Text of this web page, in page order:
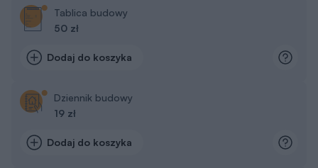
Tablica budowy
50 zł
Dodaj do koszyka
Dziennik budowy
19 zł
Dodaj do koszyka